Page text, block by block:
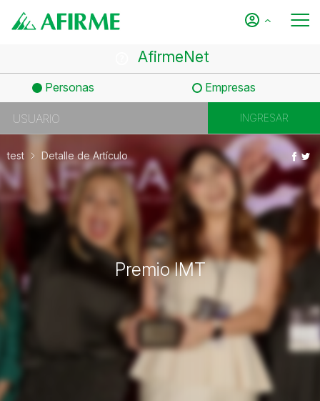
AfirmeNet
Personas Empresas
test Detalle de Artículo
Premio IMT